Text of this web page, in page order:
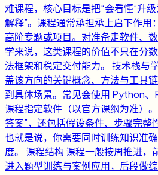
难课程，核心目标是把“会看懂”升
解释”。课程通常承担承上启下作用
高阶专题或项目。对准备走软件、
学来说，这类课程的价值不只在分
法框架和稳定交付能力。 技术栈与
盖该方向的关键概念、方法与工具
到具体场景。常见会使用 Python
课程指定软件（以官方课纲为准）
答案”，还包括假设条件、步骤完整
也就是说，你需要同时训练知识准
度。 课程结构 课程一般按周推进，
进入题型训练与案例应用，后段做